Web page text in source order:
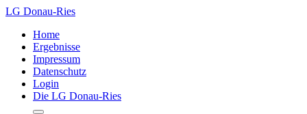
LG Donau-Ries
Home
Ergebnisse
Impressum
Datenschutz
Login
Die LG Donau-Ries